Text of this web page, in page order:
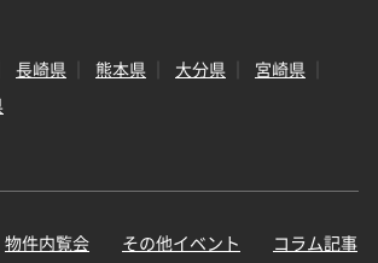
長崎県 熊本県 大分県
宮崎県
物件内覧会 その他イベント コラム記事